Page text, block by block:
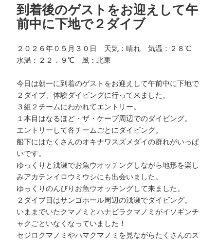
到着後のゲストをお迎えして午
前中に下地で２ダイブ
２０２６年０５月３０日 天気：晴れ 気温：２８℃
水温：２２．９℃ 風：北東
今日は朝一に到着のゲストをお迎えして午前中に下地で
２ダイブ、体験ダイビングに行って来ました。
３組２チームにわかれてエントリー。
１本目はなるほど・ザ・ケーブ周辺でのダイビング。
エントリーして各チームごとにダイビング。
船下にはたくさんのオキナワスズメダイの群れがいっぱ
いです。
ゆっくりと浅瀬でお魚ウオッチングしながら地形を楽し
みアカテンイロウミウシにも出会いました。
ゆっくりのんびりお魚ウオッチングして来ました。
２ダイブ目はサンゴホール周辺の浅瀬でダイビング。
いままでいたクマノミとハナビラクマノミがイソギンチ
ャクごといなくなっていました！
セジロクマノミやハマクマノミを見ながらたくさんのス